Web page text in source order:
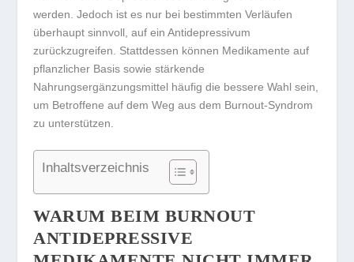
werden. Jedoch ist es nur bei bestimmten Verläufen
überhaupt sinnvoll, auf ein Antidepressivum
zurückzugreifen. Stattdessen können Medikamente auf
pflanzlicher Basis sowie stärkende
Nahrungsergänzungsmittel häufig die bessere Wahl sein,
um Betroffene auf dem Weg aus dem Burnout-Syndrom
zu unterstützen.
Inhaltsverzeichnis
WARUM BEIM BURNOUT
ANTIDEPRESSIVE